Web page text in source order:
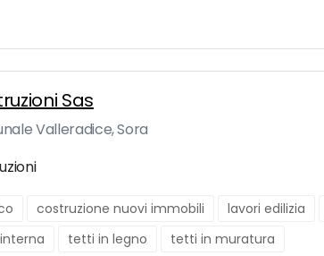
Sas
Valleradice, Sora
costruzione nuovi immobili lavori edilizia
tetti in legno tetti in muratura